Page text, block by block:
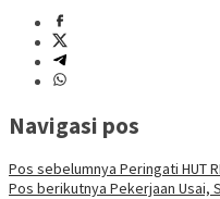
Navigasi pos
Pos sebelumnya Peringati HUT
Pos berikutnya Pekerjaan Usai,